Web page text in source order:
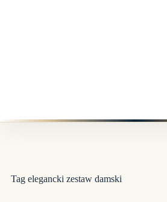
Tag elegancki zestaw damski